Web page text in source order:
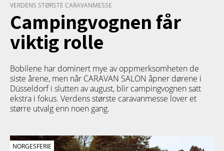
VERDENS STØRSTE CARAVANMESSE
Campingvognen får
viktig rolle
Bobilene har dominert mye av oppmerksomheten de
siste årene, men når CARAVAN SALON åpner dørene i
Düsseldorf i slutten av august, blir campingvognen satt
ekstra i fokus. Verdens største caravanmesse lover et
større utvalg enn noen gang.
NORGESFERIE